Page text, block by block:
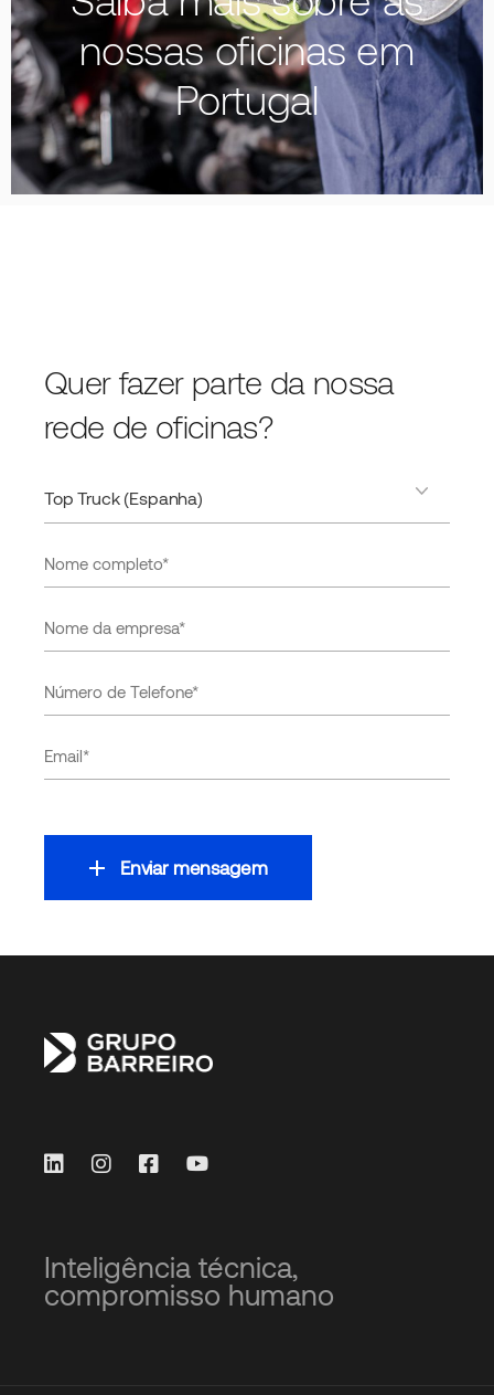
nossas oficinas em
Portugal
Quer fazer parte da nossa
rede de oficinas?
Enviar mensagem
Inteligência técnica,
compromisso humano